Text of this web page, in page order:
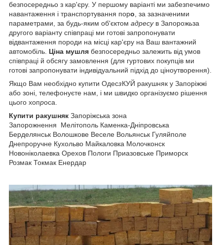
безпосередньо з кар'єру. У першому варіанті ми забезпечимо
навантаження і транспортування поро, за зазначеними
параметрами, за будь-яким об'єктом адресув Запорожьза
другого варіанту співпраці ми готові запропонувати
відвантаження породи на місці кар'єру на Ваш вантажний
автомобіль. Ціна мушля безпосередньо залежить від умов
співпраці й обсягу замовлення (для гуртових покупців ми
готові запропонувати індивідуальний підхід до ціноутворення).
Якщо Вам необхідно купити ОдесзКУЙ ракушняк у Запоріжжі
або зоні, телефонуєте нам, і ми швидко організуємо рішення
цього хопроса.
Купити ракушняк Запоріжська зона
Запорожнення Мелітополь Каменка-Дніпровська
Берделянськ Волошкове Веселе Вольянськ Гуляйполе
Днепроручне Кухольво Майкаловка Молочконск
Новоніколаевка Орехов Пологи Приазовське Приморск
Розмак Токмак Енердар